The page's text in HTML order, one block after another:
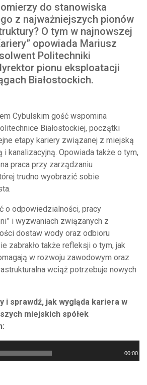
do stanowiska
z najważniejszych pionów
O tym w najnowszej
opowiada Mariusz
Politechniki
pionu eksploatacji
Białostockich.
Cybulskim gość wspomina
Białostockiej, początki
etapy kariery związanej z miejską
kanalizacyjną. Opowiada także o tym,
praca przy zarządzaniu
trudno wyobrazić sobie
o odpowiedzialności, pracy
i wyzwaniach związanych z
dostaw wody oraz odbioru
zabrakło także refleksji o tym, jak
w rozwoju zawodowym oraz
wciąż potrzebuje nowych
i sprawdź, jak wygląda kariera w
miejskich spółek
00:00